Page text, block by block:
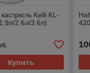
Kelli KL-
2.6л/3.6л)
Купить